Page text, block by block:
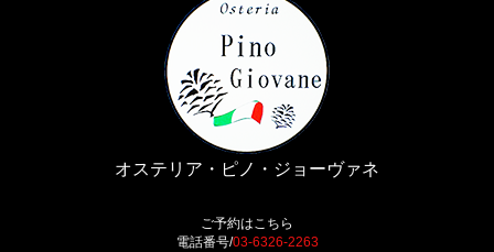
オステリア・ピノ・ジョーヴァネ
ご予約はこちら
電話番号/03-6326-2263